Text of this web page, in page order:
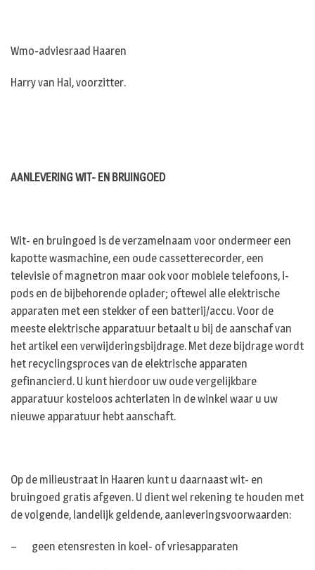
Wmo-adviesraad Haaren
Harry van Hal, voorzitter.
AANLEVERING WIT- EN BRUINGOED
Wit- en bruingoed is de verzamelnaam voor ondermeer een
kapotte wasmachine, een oude cassetterecorder, een
televisie of magnetron maar ook voor mobiele telefoons, i-
pods en de bijbehorende oplader; oftewel alle elektrische
apparaten met een stekker of een batterij/accu. Voor de
meeste elektrische apparatuur betaalt u bij de aanschaf van
het artikel een verwijderingsbijdrage. Met deze bijdrage wordt
het recyclingsproces van de elektrische apparaten
gefinancierd. U kunt hierdoor uw oude vergelijkbare
apparatuur kosteloos achterlaten in de winkel waar u uw
nieuwe apparatuur hebt aanschaft.
Op de milieustraat in Haaren kunt u daarnaast wit- en
bruingoed gratis afgeven. U dient wel rekening te houden met
de volgende, landelijk geldende, aanleveringsvoorwaarden:
– geen etensresten in koel- of vriesapparaten